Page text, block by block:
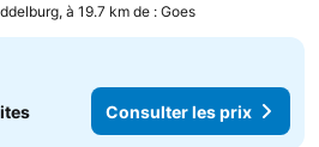
à 19.7 km de : Goes
Consulter les prix